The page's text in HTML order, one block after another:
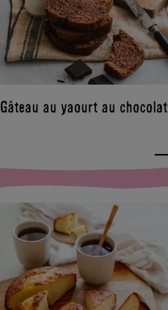
Gâteau au yaourt au chocolat